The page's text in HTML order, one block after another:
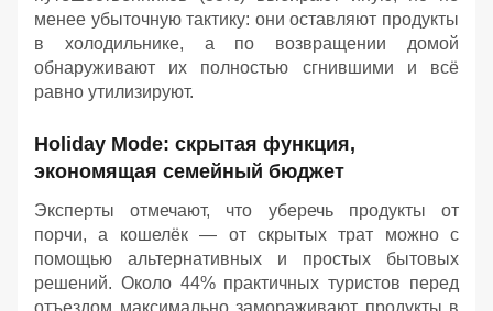
менее убыточную тактику: они оставляют продукты
в холодильнике, а по возвращении домой
обнаруживают их полностью сгнившими и всё
равно утилизируют.
Holiday Mode: скрытая функция,
экономящая семейный бюджет
Эксперты отмечают, что уберечь продукты от
порчи, а кошелёк — от скрытых трат можно с
помощью альтернативных и простых бытовых
решений. Около 44% практичных туристов перед
отъездом максимально замораживают продукты в